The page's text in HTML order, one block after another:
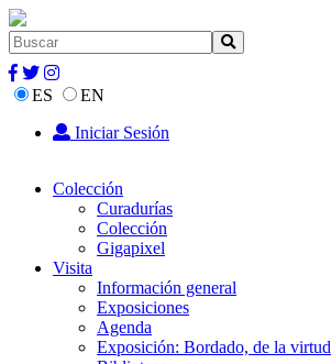
ES
EN
Iniciar Sesión
Colección
Curadurías
Colección
Gigapixel
Visita
Información general
Exposiciones
Agenda
Exposición: Bordado, de la virtud